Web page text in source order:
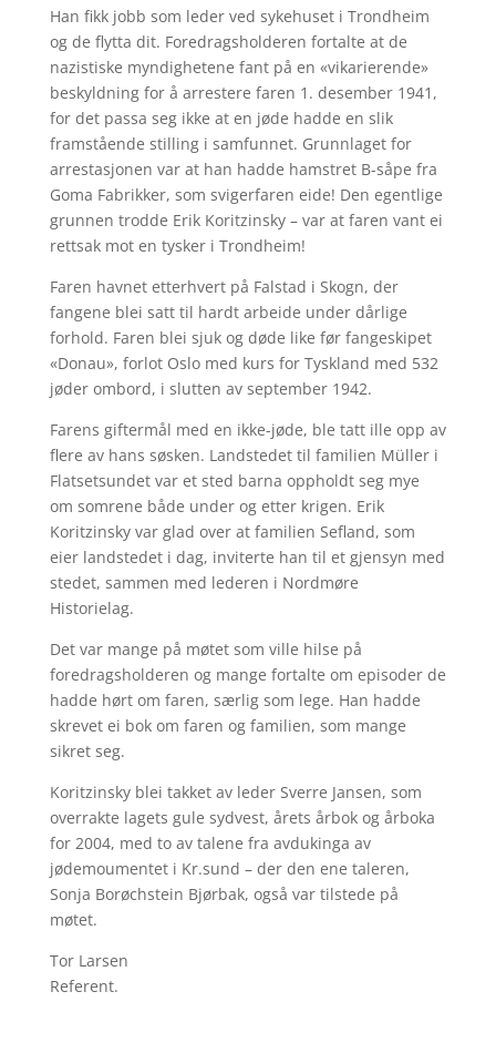
Han fikk jobb som leder ved sykehuset i Trondheim
og de flytta dit. Foredragsholderen fortalte at de
nazistiske myndighetene fant på en «vikarierende»
beskyldning for å arrestere faren 1. desember 1941,
for det passa seg ikke at en jøde hadde en slik
framstående stilling i samfunnet. Grunnlaget for
arrestasjonen var at han hadde hamstret B-såpe fra
Goma Fabrikker, som svigerfaren eide! Den egentlige
grunnen trodde Erik Koritzinsky – var at faren vant ei
rettsak mot en tysker i Trondheim!
Faren havnet etterhvert på Falstad i Skogn, der
fangene blei satt til hardt arbeide under dårlige
forhold. Faren blei sjuk og døde like før fangeskipet
«Donau», forlot Oslo med kurs for Tyskland med 532
jøder ombord, i slutten av september 1942.
Farens giftermål med en ikke-jøde, ble tatt ille opp av
flere av hans søsken. Landstedet til familien Müller i
Flatsetsundet var et sted barna oppholdt seg mye
om somrene både under og etter krigen. Erik
Koritzinsky var glad over at familien Sefland, som
eier landstedet i dag, inviterte han til et gjensyn med
stedet, sammen med lederen i Nordmøre
Historielag.
Det var mange på møtet som ville hilse på
foredragsholderen og mange fortalte om episoder de
hadde hørt om faren, særlig som lege. Han hadde
skrevet ei bok om faren og familien, som mange
sikret seg.
Koritzinsky blei takket av leder Sverre Jansen, som
overrakte lagets gule sydvest, årets årbok og årboka
for 2004, med to av talene fra avdukinga av
jødemoumentet i Kr.sund – der den ene taleren,
Sonja Borøchstein Bjørbak, også var tilstede på
møtet.
Tor Larsen
Referent.